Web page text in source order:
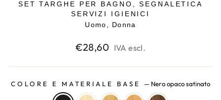
SET TARGHE PER BAGNO, SEGNALETICA
SERVIZI IGIENICI
Uomo, Donna
Prezzo
listino
€28,60 IVA escl.
COLORE E MATERIALE BASE— Nero opaco satinato